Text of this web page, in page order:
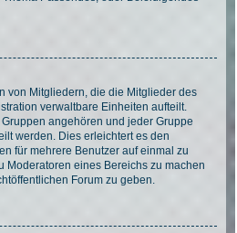
von Mitgliedern, die die Mitglieder des
verwaltbare Einheiten aufteilt.
angehören und jeder Gruppe
werden. Dies erleichtert es den
für mehrere Benutzer auf einmal zu
Moderatoren eines Bereichs zu machen
Forum zu geben.